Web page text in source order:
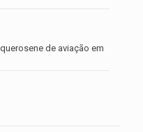
de aviação em